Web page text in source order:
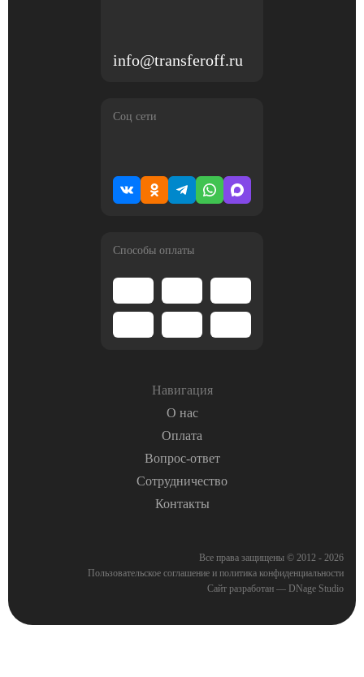
info@transferoff.ru
Соц сети
Способы оплаты
Навигация
О нас
Оплата
Вопрос-ответ
Сотрудничество
Контакты
Все права защищены © 2012 - 2026
Пользовательское соглашение и политика конфиденциальности
Сайт разработан — DNage Studio